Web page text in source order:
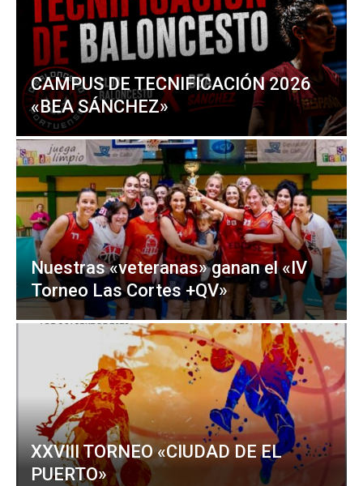
CAMPUS DE TECNIFICACIÓN 2026
«BEA SÁNCHEZ»
Nuestras «veteranas» ganan el «IV
Torneo Las Cortes +QV»
XXVIII TORNEO «CIUDAD DE EL
PUERTO»